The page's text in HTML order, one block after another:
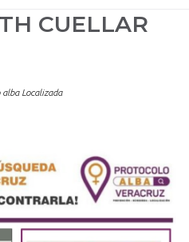
CUELLAR
Localizada